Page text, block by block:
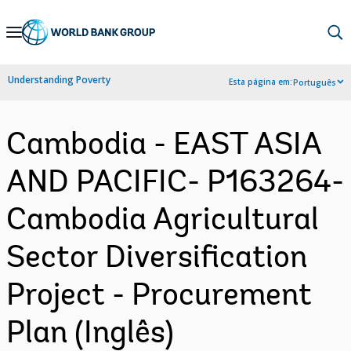
Skip
Navigation
Understanding Poverty Esta página em:Português
Cambodia - EAST ASIA
AND PACIFIC- P163264-
Cambodia Agricultural
Sector Diversification
Project - Procurement
Plan (Inglês)